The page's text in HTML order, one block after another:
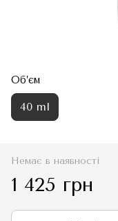
Об’єм
40 ml
Немає в наявності
1 425 грн